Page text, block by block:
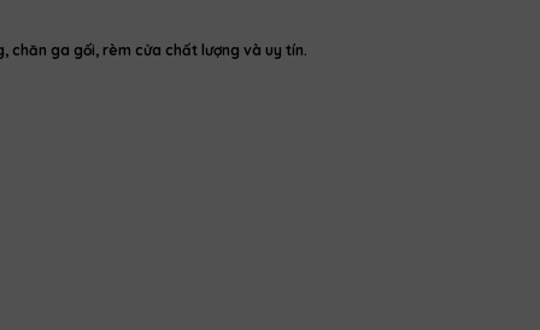
chăn ga gối, rèm cửa chất lượng và uy tín.